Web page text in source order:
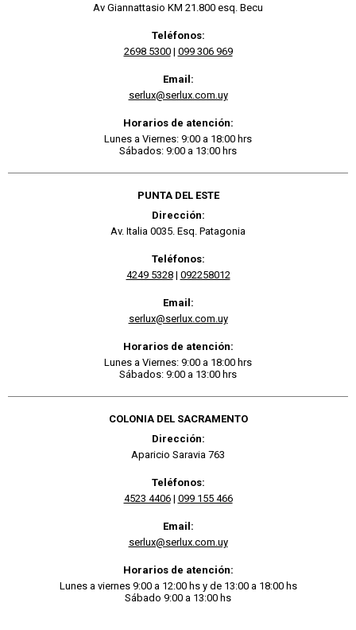
Av Giannattasio KM 21.800 esq. Becu
Teléfonos:
2698 5300| 099 306 969
Email:
serlux@serlux.com.uy
Horarios de atención:
Lunes a Viernes: 9:00 a 18:00 hrs
Sábados: 9:00 a 13:00 hrs
PUNTA DEL ESTE
Dirección:
Av. Italia 0035. Esq. Patagonia
Teléfonos:
4249 5328| 092258012
Email:
serlux@serlux.com.uy
Horarios de atención:
Lunes a Viernes: 9:00 a 18:00 hrs
Sábados: 9:00 a 13:00 hrs
COLONIA DEL SACRAMENTO
Dirección:
Aparicio Saravia 763
Teléfonos:
4523 4406| 099 155 466
Email:
serlux@serlux.com.uy
Horarios de atención:
Lunes a viernes 9:00 a 12:00 hs y de 13:00 a 18:00 hs
Sábado 9:00 a 13:00 hs